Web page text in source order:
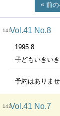
前
141Vol.41 No.8
1995.8
子どもいきい
予約はありま
142Vol.41 No.7